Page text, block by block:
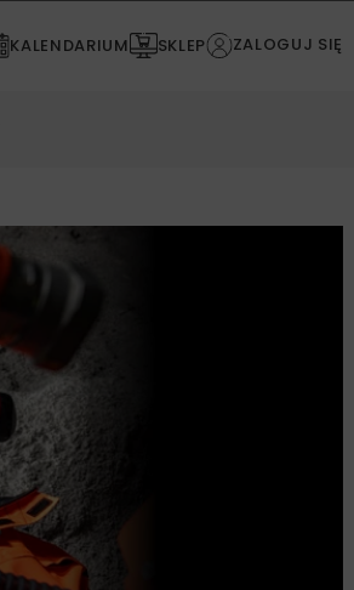
KALENDARIUM SKLEP ZALOGUJ SIĘ